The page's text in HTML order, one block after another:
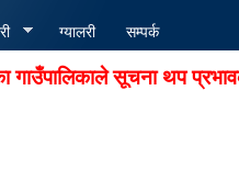
ग्यालरी सम्पर्क
सूचना थप